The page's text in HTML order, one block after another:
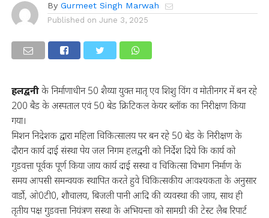
By Gurmeet Singh Marwah
Published on June 3, 2025
हलद्वनीके निर्माणाधीन 50 शैय्या युक्त मातृ एव शिशु विंग व मोतीनगर में बन रहे
200 बैड के अस्पताल एवं 50 बेड क्रिटिकल केयर ब्लॉक का निरीक्षण किया
गया।
मिशन निदेशक द्वारा महिला चिकित्सालय पर बन रहे 50 बेड के निरीक्षण के
दौरान कार्य दाई संस्था पेय जल निगम हलद्वनी को निर्देश दिये कि कार्य को
गुडवत्ता पूर्वक पूर्ण किया जाय कार्य दाई सस्था व चिकित्सा विभाग निर्माण के
समय आपसी समन्वयक स्थापित करते हुवे चिकित्सकीय आवश्यकता के अनुसार
वार्डो, ओ0टी0, शौचालय, बिजली पानी आदि की व्यवस्था की जाय, साथ ही
तृतीय पक्ष गुडवत्ता नियंत्रण सस्था के अभियन्ता को सामग्री की टेस्ट लैब रिपार्ट